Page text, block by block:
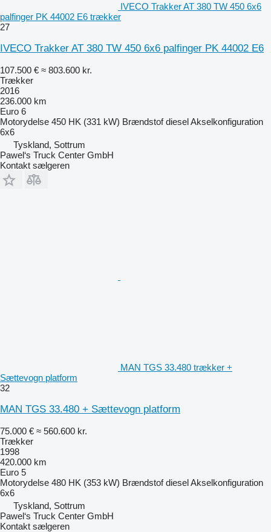
IVECO Trakker AT 380 TW 450 6x6
palfinger PK 44002 E6 trækker
27
IVECO Trakker AT 380 TW 450 6x6 palfinger PK 44002 E6
107.500 € ≈ 803.600 kr.
Trækker
2016
236.000 km
Euro 6
Motorydelse 450 HK (331 kW) Brændstof dieselAkselkonfiguration
6x6
Tyskland, Sottrum
Pawel‘s Truck Center GmbH
Kontakt sælgeren
MAN TGS 33.480 trækker +
Sættevogn platform
32
MAN TGS 33.480 + Sættevogn platform
75.000 € ≈ 560.600 kr.
Trækker
1998
420.000 km
Euro 5
Motorydelse 480 HK (353 kW) Brændstof dieselAkselkonfiguration
6x6
Tyskland, Sottrum
Pawel‘s Truck Center GmbH
Kontakt sælgeren